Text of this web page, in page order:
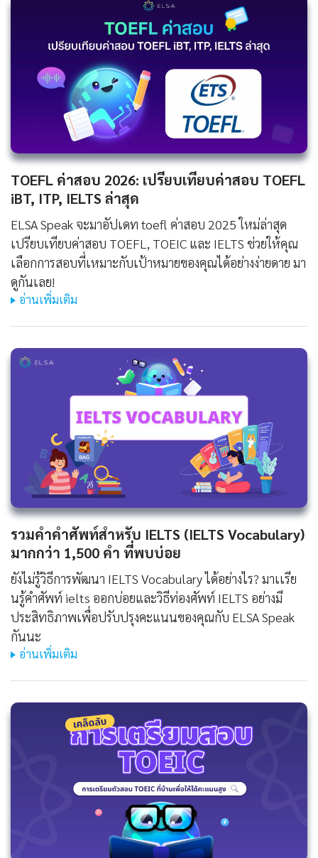
TOEFL ค่าสอบ 2026: เปรียบเทียบค่าสอบ TOEFL
iBT, ITP, IELTS ล่าสุด
ELSA Speak จะมาอัปเดท toefl ค่าสอบ 2025 ใหม่ล่าสุด
เปรียบเทียบค่าสอบ TOEFL, TOEIC และ IELTS ช่วยให้คุณ
เลือกการสอบที่เหมาะกับเป้าหมายของคุณได้อย่างง่ายดาย มา
ดูกันเลย!
อ่านเพิ่มเติม
รวมคำคำศัพท์สำหรับ IELTS (IELTS Vocabulary)
มากกว่า 1,500 คํา ที่พบบ่อย
ยังไม่รู้วิธีการพัฒนา IELTS Vocabulary ได้อย่างไร? มาเเรีย
นรู้คําศัพท์ ielts ออกบ่อยและวิธีท่องศัพท์ IELTS อย่างมี
ประสิทธิภาพเพื่อปรับปรุงคะแนนของคุณกับ ELSA Speak
กันนะ
อ่านเพิ่มเติม